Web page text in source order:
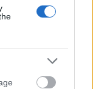
Ravald, og
nå, men jeg